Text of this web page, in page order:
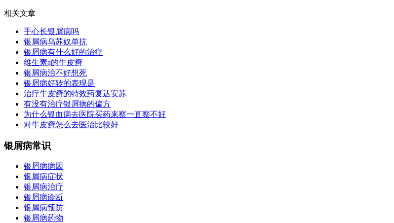
相关文章
手心长银屑病吗
银屑病乌苏奴单抗
银屑病有什么好的治疗
维生素a的牛皮癣
银屑病治不好想死
银屑病好转的表现是
治疗牛皮癣的特效药复达安苏
有没有治疗银屑病的偏方
为什么银血病去医院买药来察一直察不好
对牛皮癣怎么去医治比较好
银屑病常识
银屑病病因
银屑病症状
银屑病治疗
银屑病诊断
银屑病预防
银屑病药物